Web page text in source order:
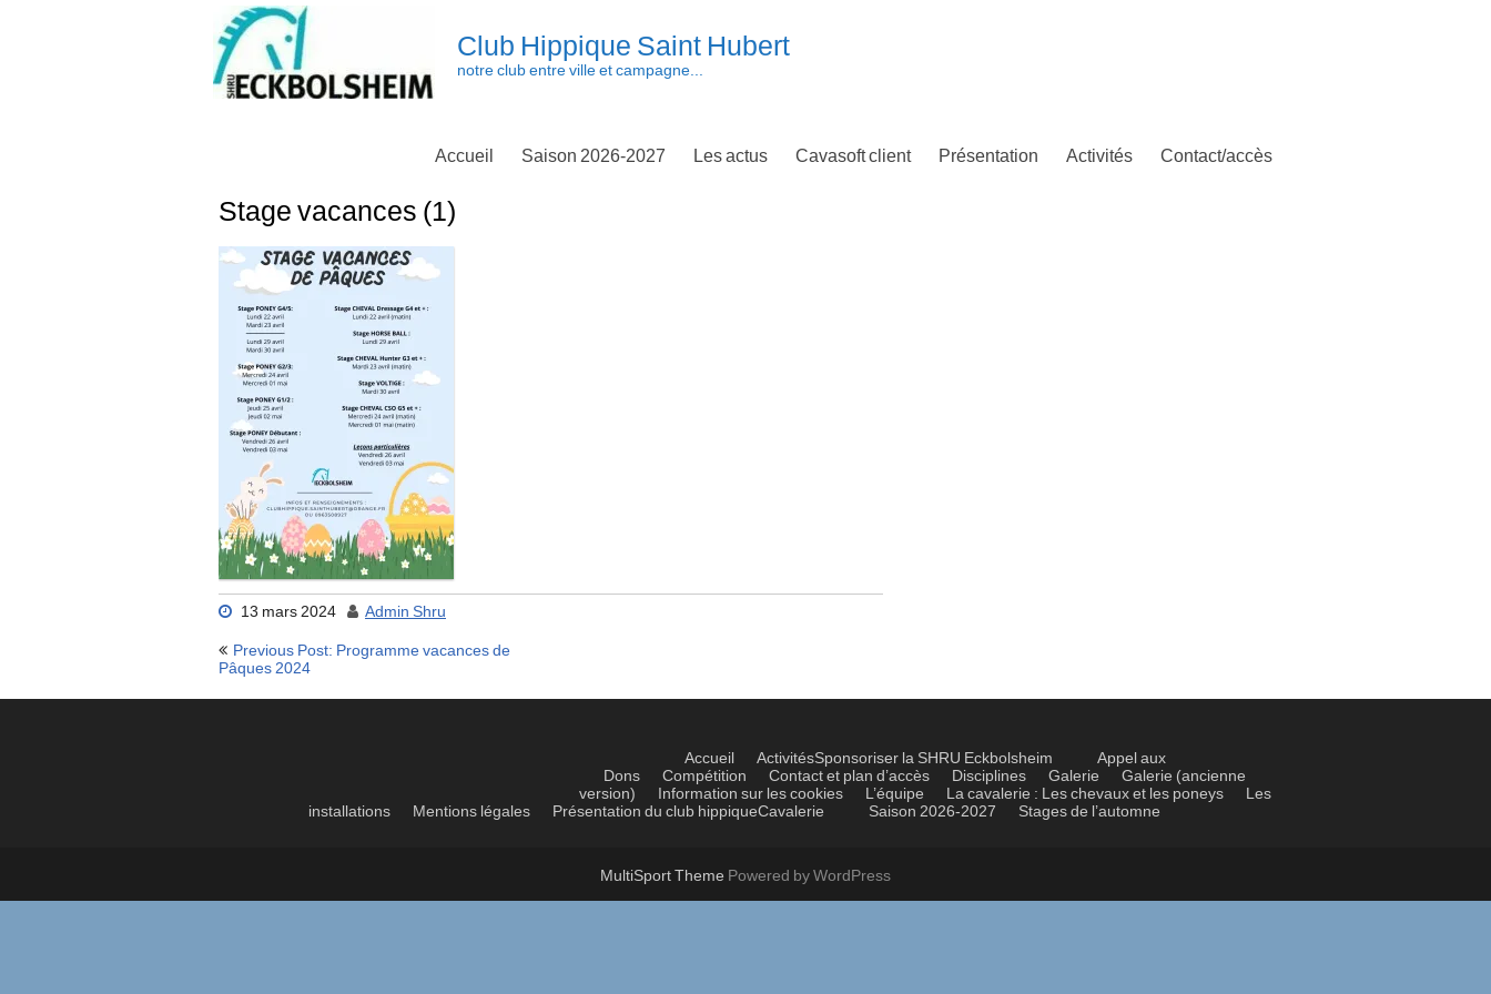
Club Hippique Saint Hubert
notre club entre ville et campagne...
Accueil Saison 2026-2027 Les actus Cavasoft client Présentation Activités Contact/accès
Stage vacances (1)
13 mars 2024 Admin Shru
Navigation
de
l’article
Previous Post: Programme vacances de
Pâques 2024
Accueil ActivitésSponsoriser la SHRU Eckbolsheim
Appel aux
Dons
Compétition Contact et plan d’accès Disciplines Galerie
Galerie (ancienne
version)
Information sur les cookies L’équipe La cavalerie : Les chevaux et les poneys
Les
installations
Mentions légales Présentation du club hippiqueCavalerie Saison 2026-2027 Stages de l’automne
MultiSport Theme Powered by WordPress